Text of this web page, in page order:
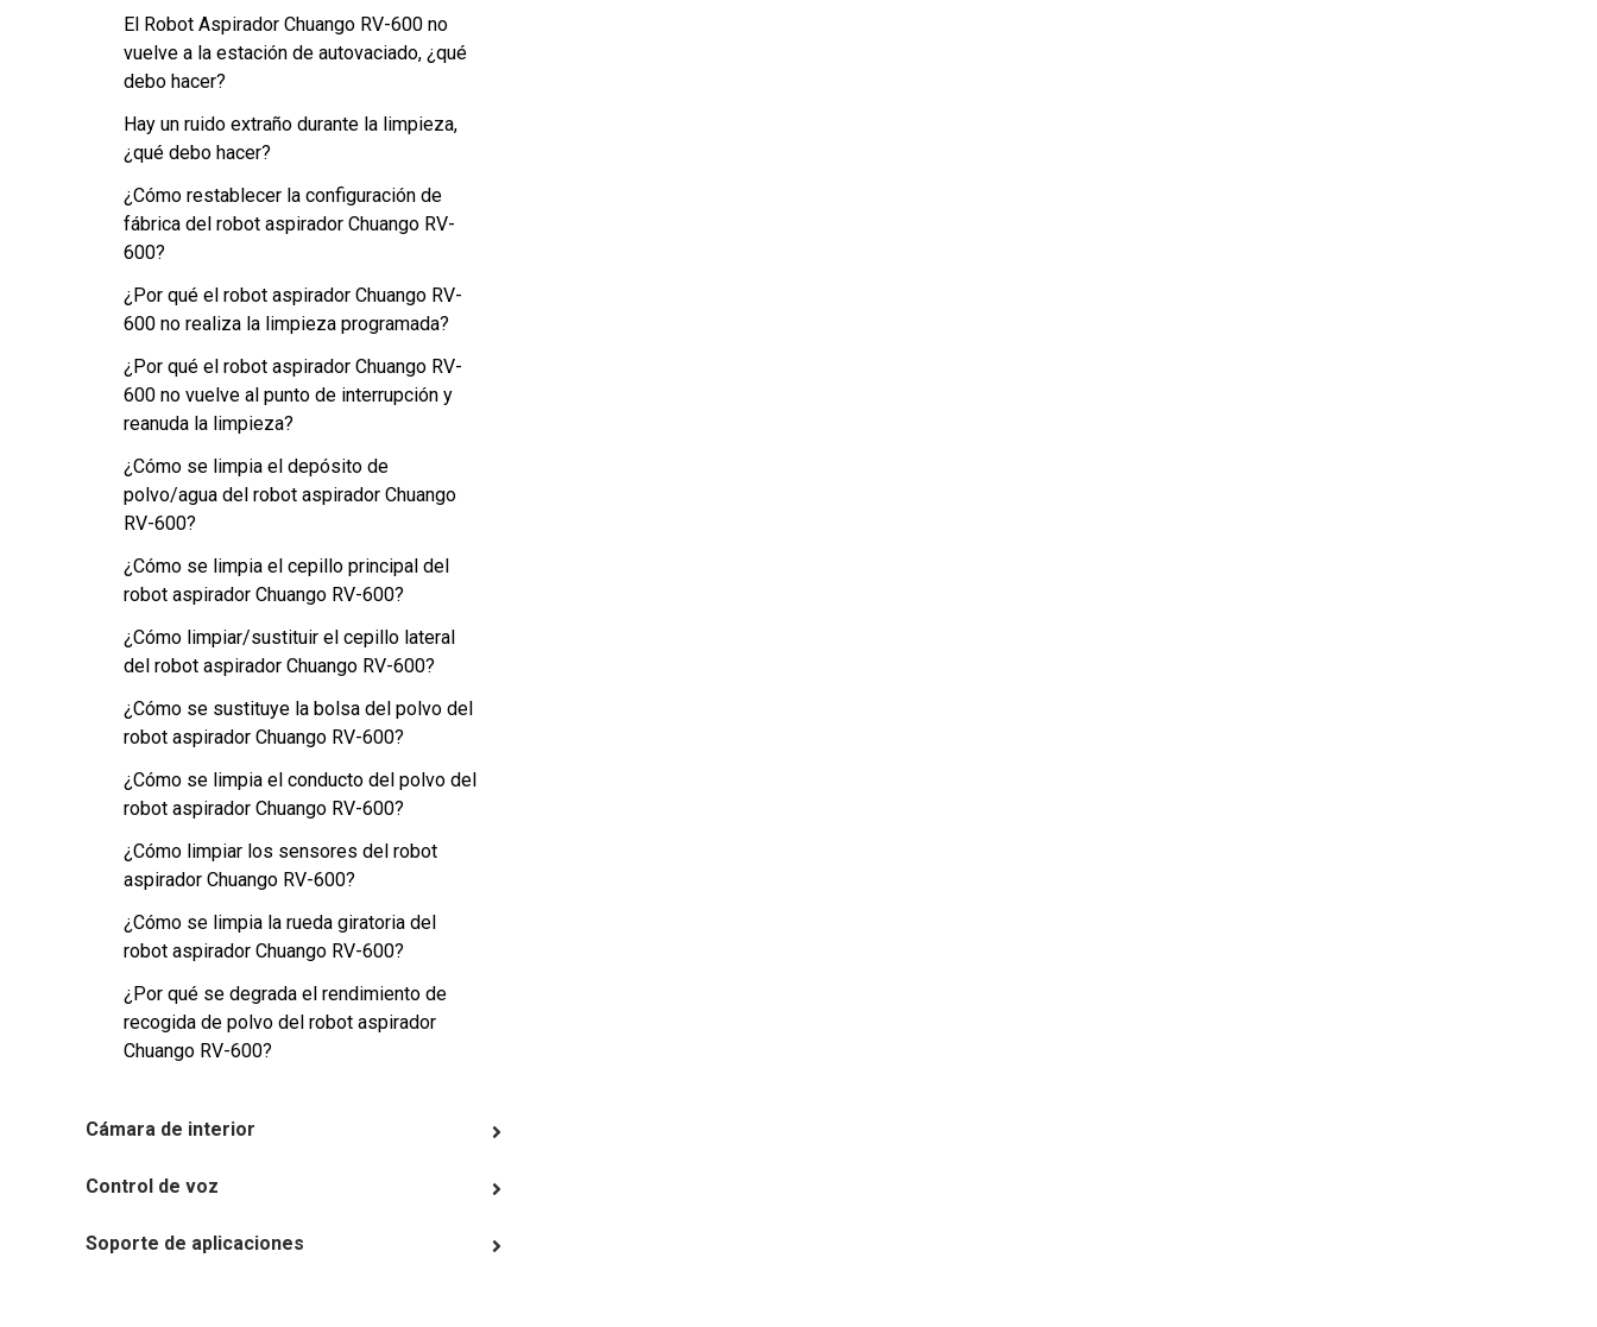
El Robot Aspirador Chuango RV-600 no
vuelve a la estación de autovaciado, ¿qué
debo hacer?
Hay un ruido extraño durante la limpieza,
¿qué debo hacer?
¿Cómo restablecer la configuración de
fábrica del robot aspirador Chuango RV-
600?
¿Por qué el robot aspirador Chuango RV-
600 no realiza la limpieza programada?
¿Por qué el robot aspirador Chuango RV-
600 no vuelve al punto de interrupción y
reanuda la limpieza?
¿Cómo se limpia el depósito de
polvo/agua del robot aspirador Chuango
RV-600?
¿Cómo se limpia el cepillo principal del
robot aspirador Chuango RV-600?
¿Cómo limpiar/sustituir el cepillo lateral
del robot aspirador Chuango RV-600?
¿Cómo se sustituye la bolsa del polvo del
robot aspirador Chuango RV-600?
¿Cómo se limpia el conducto del polvo del
robot aspirador Chuango RV-600?
¿Cómo limpiar los sensores del robot
aspirador Chuango RV-600?
¿Cómo se limpia la rueda giratoria del
robot aspirador Chuango RV-600?
¿Por qué se degrada el rendimiento de
recogida de polvo del robot aspirador
Chuango RV-600?
Cámara de interior
Control de voz
Soporte de aplicaciones